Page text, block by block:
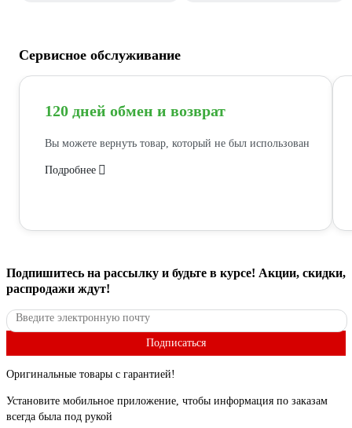
Сервисное обслуживание
120 дней обмен и возврат
Вы можете вернуть товар, который не был использован
Подробнее
Подпишитесь на рассылку и будьте в курсе! Акции, скидки,
распродажи ждут!
Подписаться
Оригинальные товары с гарантией!
Установите мобильное приложение, чтобы информация по заказам
всегда была под рукой